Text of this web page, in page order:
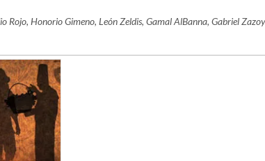
Rojo, Honorio Gimeno, León Zeldis, Gamal AlBanna, Gabriel